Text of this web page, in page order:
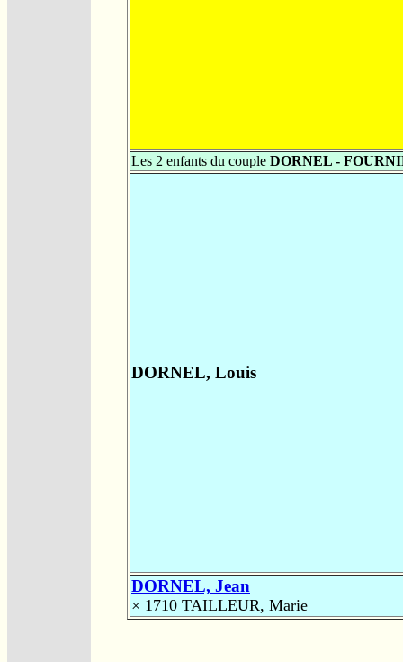
Les 2 enfants du couple DORNEL -
DORNEL, Louis
DORNEL, Jean
× 1710 TAILLEUR, Marie